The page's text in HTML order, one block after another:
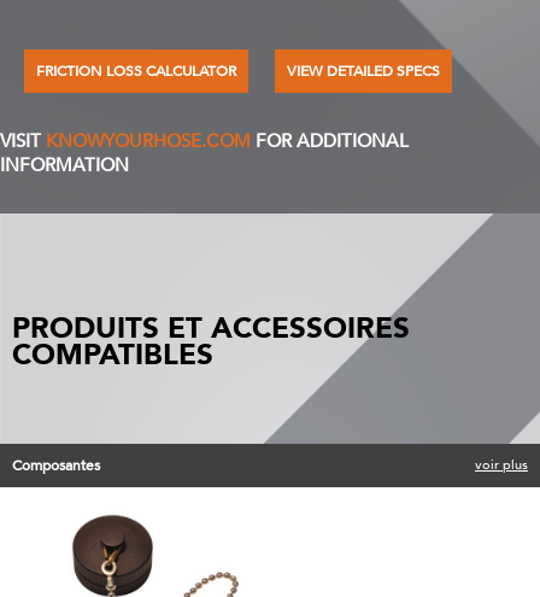
FRICTION LOSS CALCULATOR VIEW DETAILED SPECS
VISIT KNOWYOURHOSE.COM FOR ADDITIONAL
INFORMATION
PRODUITS ET ACCESSOIRES
COMPATIBLES
Composantes voir plus